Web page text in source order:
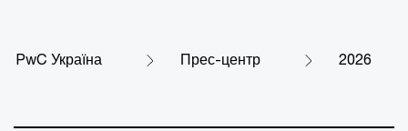
PwC Україна Прес-центр 2026